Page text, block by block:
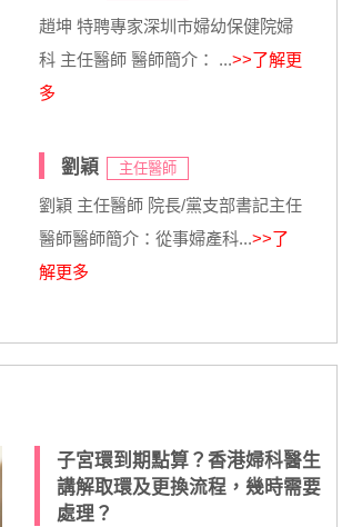
趙坤 特聘專家深圳市婦幼保健院婦
科 主任醫師 醫師簡介： ...>>了解更
多
劉穎 主任醫師
劉穎 主任醫師 院長/黨支部書記主任
醫師醫師簡介：從事婦產科...>>了
解更多
子宮環到期點算？香港婦科醫生
講解取環及更換流程，幾時需要
處理？